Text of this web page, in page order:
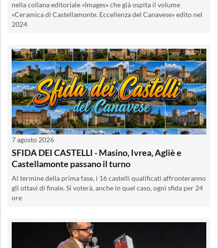
nella collana editoriale «Images» che già ospita il volume
«Ceramica di Castellamonte. Eccellenza del Canavese» edito nel
2024
7 agosto 2026
SFIDA DEI CASTELLI - Masino, Ivrea, Agliè e
Castellamonte passano il turno
Al termine della prima fase, i 16 castelli qualificati affronteranno
gli ottavi di finale. Si voterà, anche in quel caso, ogni sfida per 24
ore